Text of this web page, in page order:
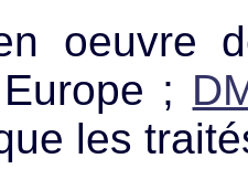
oeuvre
;
les